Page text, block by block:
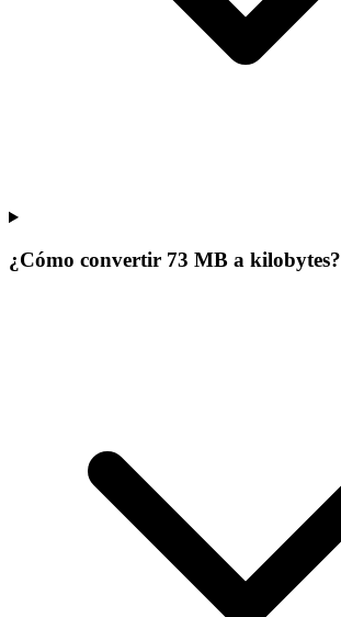
¿Cómo convertir 73 MB a kilobytes?